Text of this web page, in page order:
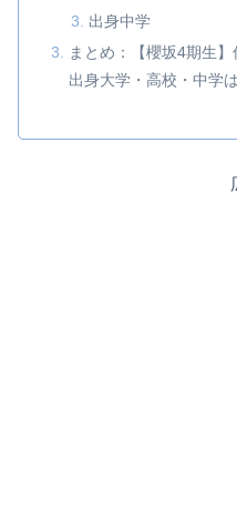
出身中学
まとめ：【櫻坂4期生
出身大学・高校・中学